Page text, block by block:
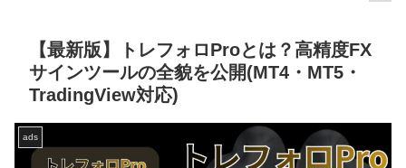
【最新版】トレフォロProとは？高精度FX
サインツールの全貌を公開(MT4・MT5・
TradingView対応)
ads